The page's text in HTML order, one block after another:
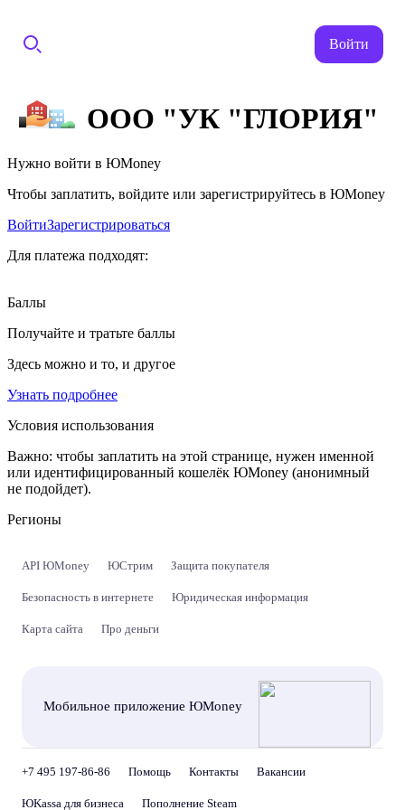
Войти
ООО "УК "ГЛОРИЯ"
Нужно войти в ЮMoney
Чтобы заплатить, войдите или зарегистрируйтесь в ЮMoney
ВойтиЗарегистрироваться
Для платежа подходят:
Баллы
Получайте и тратьте баллы
Здесь можно и то, и другое
Узнать подробнее
Условия использования
Важно: чтобы заплатить на этой странице, нужен именной
или идентифицированный кошелёк ЮMoney (анонимный
не подойдет).
Регионы
API ЮMoney ЮСтрим Защита покупателя
Безопасность в интернете Юридическая информация
Карта сайта Про деньги
Мобильное приложение ЮMoney
+7 495 197-86-86 Помощь Контакты Вакансии
ЮKassa для бизнеса Пополнение Steam